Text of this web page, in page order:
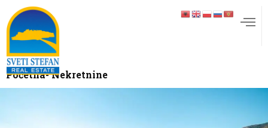
Početna- Nekretnine